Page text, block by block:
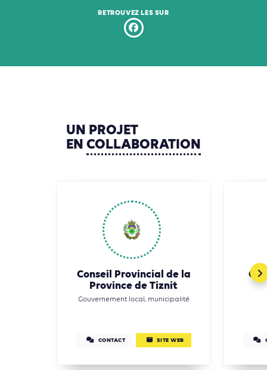
RETROUVEZ LES SUR
UN PROJET
EN COLLABORATION
Conseil Provincial de la
Province de Tiznit
Gouvernement local, municipalité
CONTACT SITE WEB